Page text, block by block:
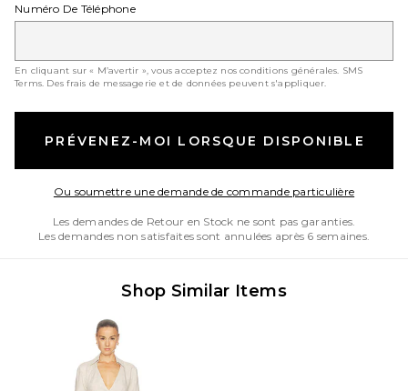
Numéro De Téléphone
En cliquant sur « M’avertir », vous acceptez nos conditions générales. SMS
Terms. Des frais de messagerie et de données peuvent s'appliquer.
PRÉVENEZ-MOI LORSQUE DISPONIBLE
Ou soumettre une demande de commande particulièreOpens in
Les demandes de Retour en Stock ne sont pas garanties.
Les demandes non satisfaites sont annulées après 6 semaines.
Shop Similar Items